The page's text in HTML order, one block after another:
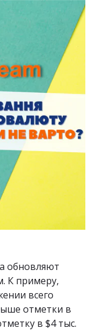
обновляют
К примеру,
всего
отметки в
в $4 тыс.